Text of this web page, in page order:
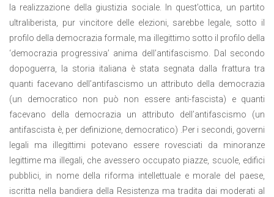
la realizzazione della giustizia sociale. In quest’ottica, un partito
ultraliberista, pur vincitore delle elezioni, sarebbe legale, sotto il
profilo della democrazia formale, ma illegittimo sotto il profilo della
‘democrazia progressiva’ anima dell’antifascismo. Dal secondo
dopoguerra, la storia italiana è stata segnata dalla frattura tra
quanti facevano dell’antifascismo un attributo della democrazia
(un democratico non può non essere anti-fascista) e quanti
facevano della democrazia un attributo dell’antifascismo (un
antifascista è, per definizione, democratico) .Per i secondi, governi
legali ma illegittimi potevano essere rovesciati da minoranze
legittime ma illegali, che avessero occupato piazze, scuole, edifici
pubblici, in nome della riforma intellettuale e morale del paese,
iscritta nella bandiera della Resistenza ma tradita dai moderati al